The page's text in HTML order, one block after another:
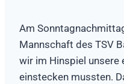
Am
Mannschaft des TSV
wir im Hinspiel unsere
einstecken mussten.